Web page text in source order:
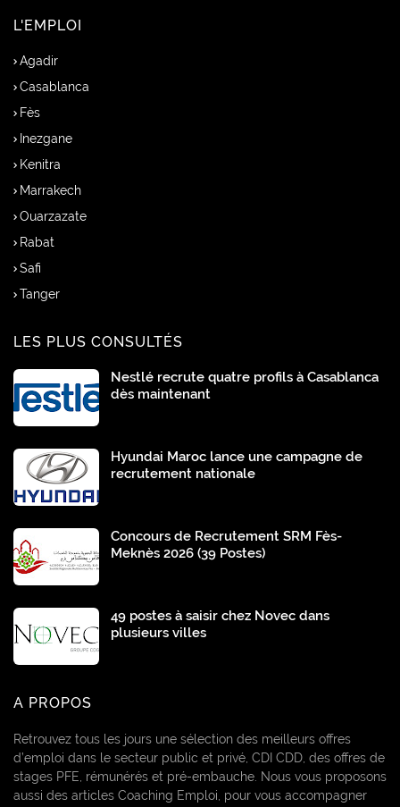
L'EMPLOI
Agadir
Casablanca
Fès
Inezgane
Kenitra
Marrakech
Ouarzazate
Rabat
Safi
Tanger
LES PLUS CONSULTÉS
Nestlé recrute quatre profils à Casablanca
dès maintenant
Hyundai Maroc lance une campagne de
recrutement nationale
Concours de Recrutement SRM Fès-
Meknès 2026 (39 Postes)
49 postes à saisir chez Novec dans
plusieurs villes
A PROPOS
Retrouvez tous les jours une sélection des meilleurs offres
d’emploi dans le secteur public et privé, CDI CDD, des offres de
stages PFE, rémunérés et pré-embauche. Nous vous proposons
aussi des articles Coaching Emploi, pour vous accompagner